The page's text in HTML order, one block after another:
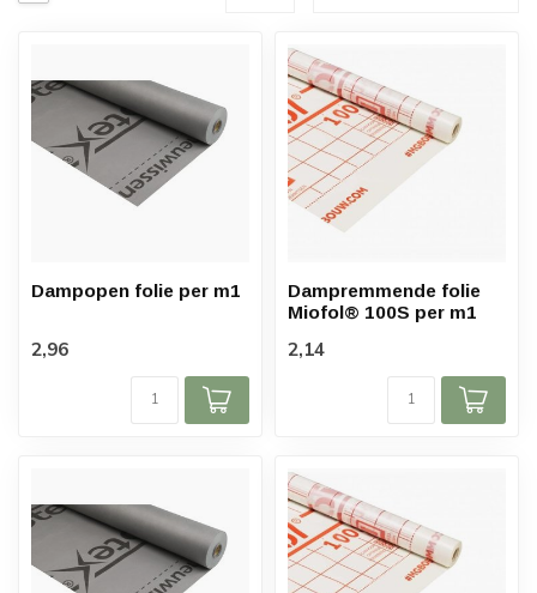
Dampopen folie per m1
2,96
Dampremmende folie
Miofol® 100S per m1
2,14